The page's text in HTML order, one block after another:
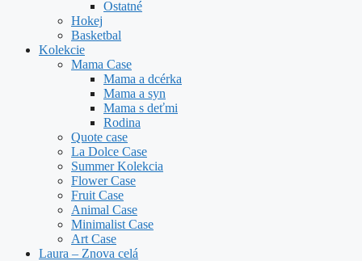
Ostatné
Hokej
Basketbal
Kolekcie
Mama Case
Mama a dcérka
Mama a syn
Mama s deťmi
Rodina
Quote case
La Dolce Case
Summer Kolekcia
Flower Case
Fruit Case
Animal Case
Minimalist Case
Art Case
Laura – Znova celá